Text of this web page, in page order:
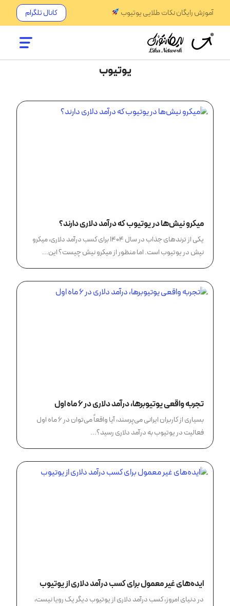
آموزش رایگان نکات طلایی یوتیوب کانال تلگرام
یوتیوب
میکرو نیش‌ها در یوتیوب که درآمد دلاری دارند؟
یکی از ترندهای جذاب در سال ۱۴۰۴ برای کسب درآمد دلاری، میکرو
نیش در یوتیوب است. اما منظور از میکرو نیش چیست؟ این...
تجربه واقعی یوتیوبرها، درآمد دلاری در ۶ ماه اول
بسیاری از کاربران ایرانی می‌پرسند، آیا واقعاً می‌توان در ۶ ماه اول
فعالیت در یوتیوب به درآمد دلاری رسید؟...
ایده‌های غیر معمول برای کسب درآمد دلاری از یوتیوب
در دنیای امروز، کسب درآمد دلاری از یوتیوب دیگر یک رویا نیست،